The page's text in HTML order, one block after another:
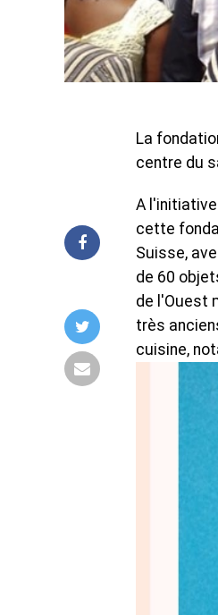
La
centre du
A
cette
Suisse,
de 60
de l'Ouest
très
cuisine,